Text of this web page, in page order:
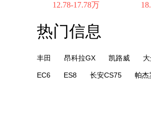
12.78-17.78万
热门信息
丰田 昂科拉GX 凯路威
EC6 ES8 长安CS75 帕杰